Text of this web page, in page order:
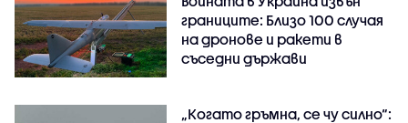
границите: Близо 100 случая
на дронове и ракети в
съседни държави
„Когато гръмна, се чу силно“: